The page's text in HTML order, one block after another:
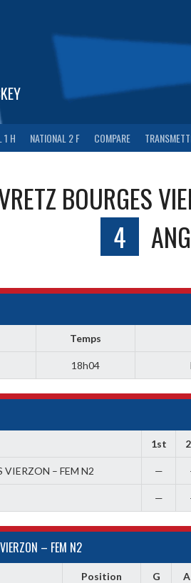
1 H NATIONAL 2 F COMPARE
BOURGES
4
Temps
18h04
1st
VIERZON – FEM N2 —
—
– FEM N2
Position G A